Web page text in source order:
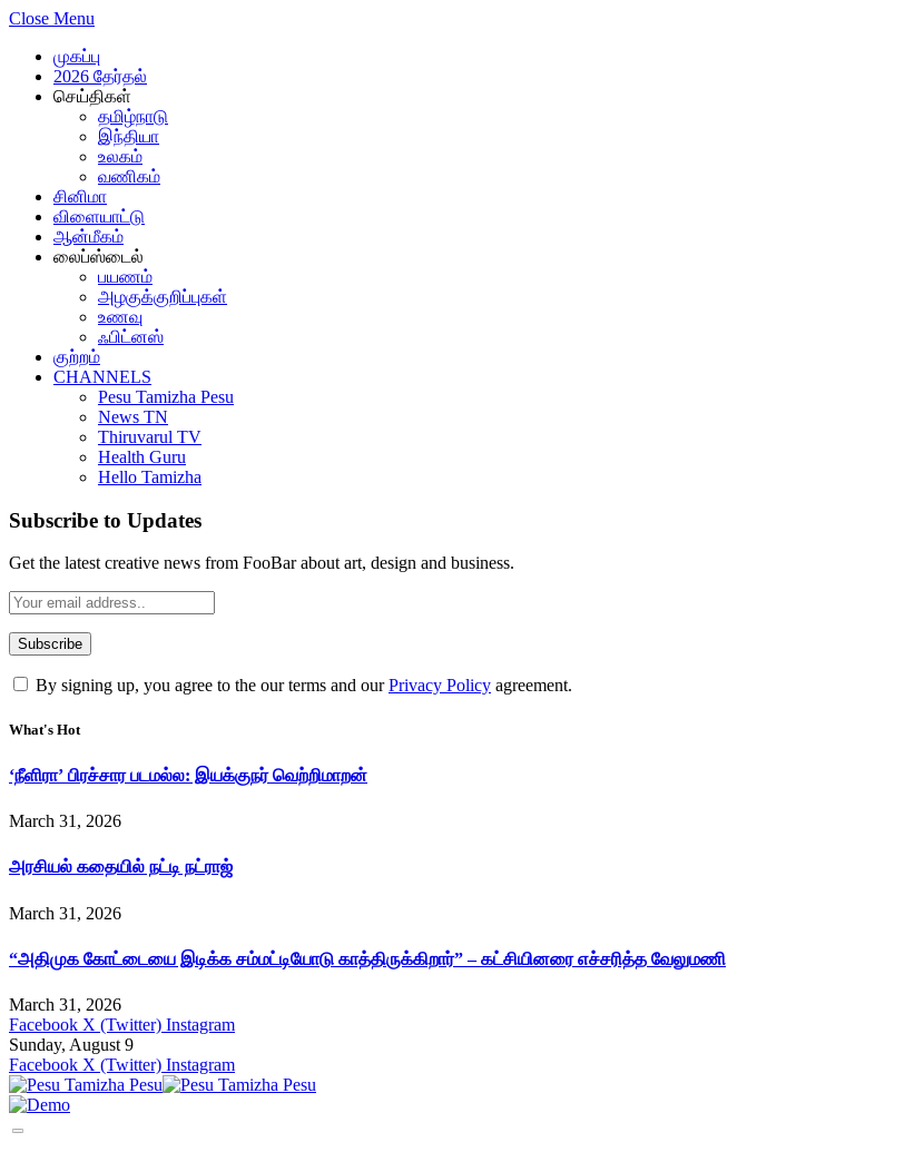
Close Menu
முகப்பு
2026 தேர்தல்
செய்திகள்
தமிழ்நாடு
இந்தியா
உலகம்
வணிகம்
சினிமா
விளையாட்டு
ஆன்மீகம்
லைப்ஸ்டைல்
பயணம்
அழகுக்குறிப்புகள்
உணவு
ஃபிட்னஸ்
குற்றம்
CHANNELS
Pesu Tamizha Pesu
News TN
Thiruvarul TV
Health Guru
Hello Tamizha
Subscribe to Updates
Get the latest creative news from FooBar about art, design and business.
By signing up, you agree to the our terms and ourPrivacy Policy agreement.
What's Hot
‘நீளிரா’ பிரச்சார படமல்ல: இயக்குநர் வெற்றிமாறன்
March 31, 2026
அரசியல் கதையில் நட்டி நட்ராஜ்
March 31, 2026
“அதிமுக கோட்டையை இடிக்க சம்மட்டியோடு காத்திருக்கிறார்” – கட்சியினரை எச்சரித்த வேலுமணி
March 31, 2026
Facebook X (Twitter) Instagram
Sunday, August 9
Facebook X (Twitter) Instagram